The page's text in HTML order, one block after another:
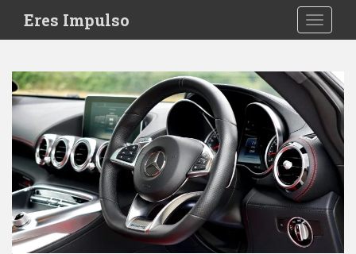
i
Eres Impulso